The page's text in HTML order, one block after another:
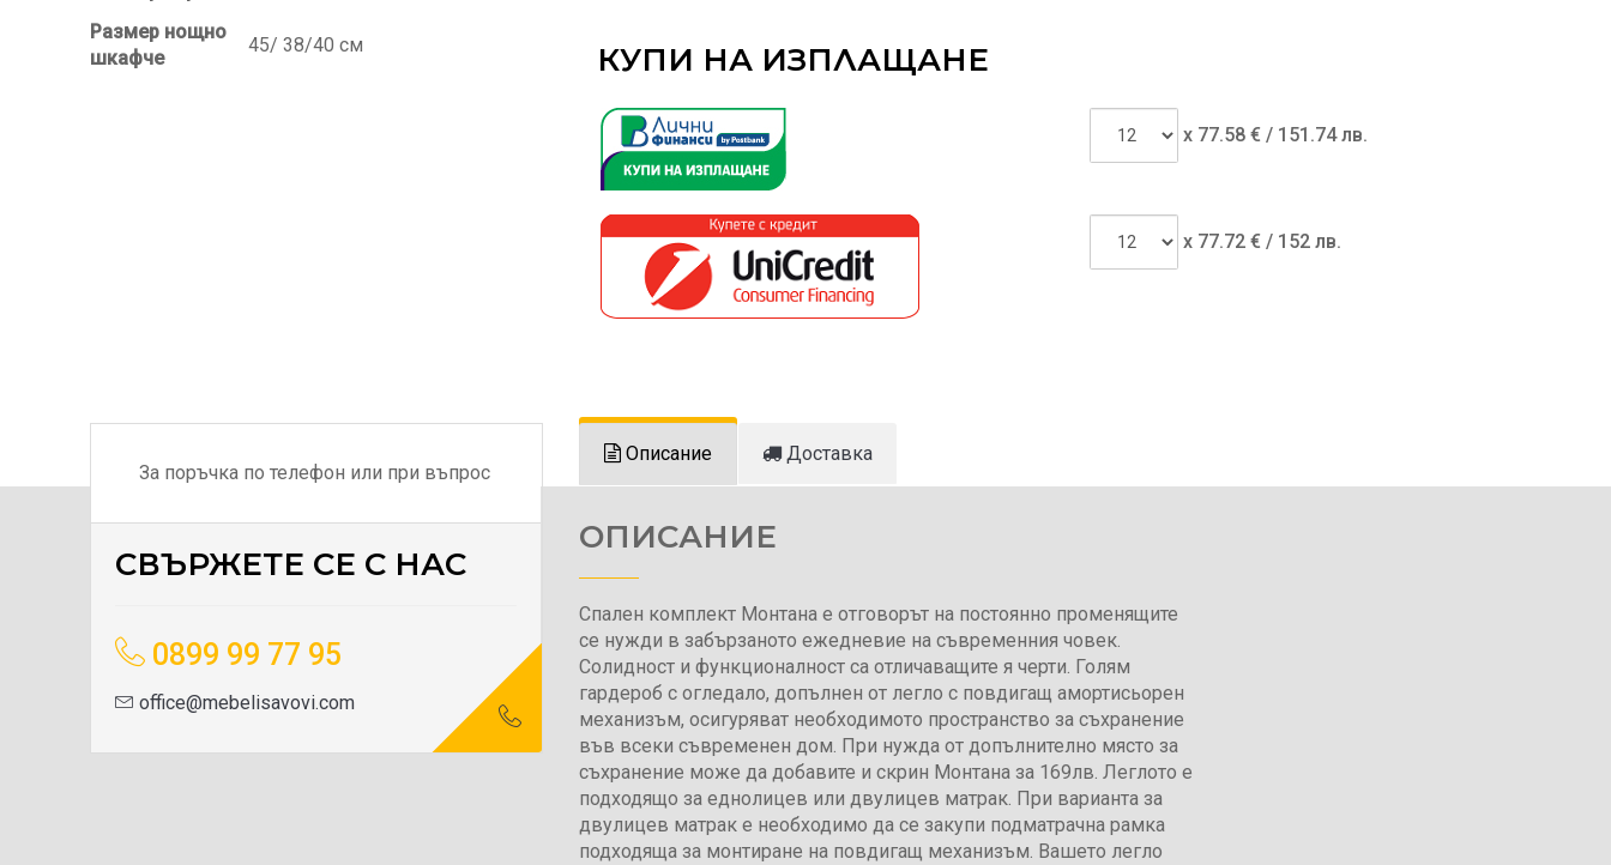
Размер нощно
шкафче
45/ 38/40 см КУПИ НА ИЗПЛАЩАНЕ
x 77.58€ / 151.74 лв.
x 77.72€ / 152 лв.
За поръчка по телефон или при въпрос
СВЪРЖЕТЕ СЕ С НАС
0899 99 77 95
office@mebelisavovi.com
Описание Доставка
ОПИСАНИЕ
Спален комплект Монтана е отговорът на постоянно променящите
се нужди в забързаното ежедневие на съвременния човек.
Солидност и функционалност са отличаващите я черти. Голям
гардероб с огледало, допълнен от легло с повдигащ амортисьорен
механизъм, осигуряват необходимото пространство за съхранение
във всеки съвременен дом. При нужда от допълнително място за
съхранение може да добавите и скрин Монтана за 169лв. Леглото е
подходящо за еднолицев или двулицев матрак. При варианта за
двулицев матрак е необходимо да се закупи подматрачна рамка
подходяща за монтиране на повдигащ механизъм. Вашето легло